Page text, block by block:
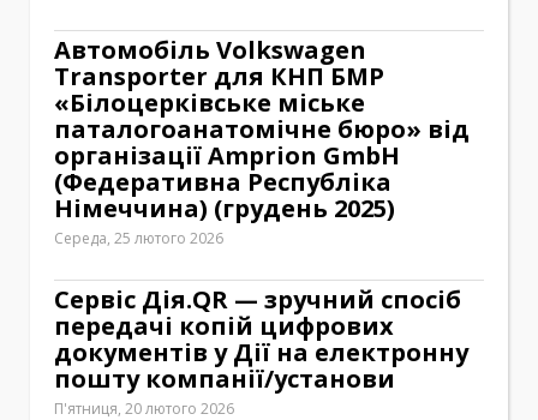
Автомобіль Volkswagen
Transporter для КНП БМР
«Білоцерківське міське
паталогоанатомічне бюро» від
організації Amprion GmbH
(Федеративна Республіка
Німеччина) (грудень 2025)
Середа, 25 лютого 2026
Сервіс Дія.QR — зручний спосіб
передачі копій цифрових
документів у Дії на електронну
пошту компанії/установи
П'ятниця, 20 лютого 2026